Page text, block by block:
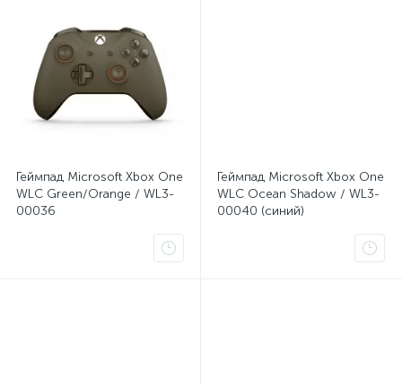
Геймпад Microsoft Xbox One
WLC Green/Orange / WL3-
00036
Геймпад Microsoft Xbox One
WLC Ocean Shadow / WL3-
00040 (синий)